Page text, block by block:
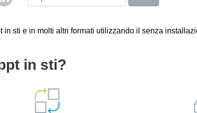
in sti e in molti altri formati utilizzando il senza
in sti?